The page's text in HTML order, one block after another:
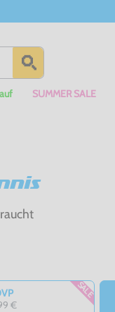
SUMMER SALE
€
SALE